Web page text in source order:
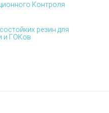
Контроля
резин для
и ГОКов